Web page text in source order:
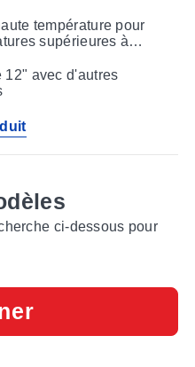
température pour
supérieures à
12" avec d'autres
ci-dessous pour